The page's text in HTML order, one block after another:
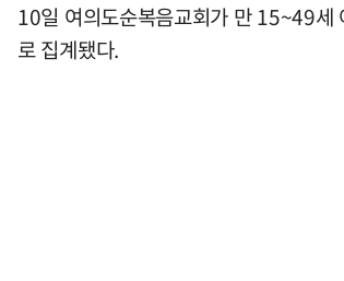
10일 여의도순복음교회가 만 15~49세
로 집계됐다.